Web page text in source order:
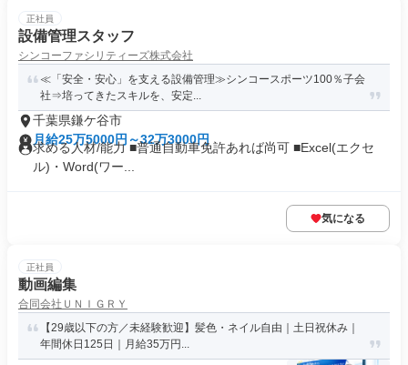
正社員
設備管理スタッフ
シンコーファシリティーズ株式会社
≪「安全・安心」を支える設備管理≫シンコースポーツ100％子会
社⇒培ってきたスキルを、安定...
千葉県鎌ケ谷市
月給25万5000円～32万3000円
求める人材/能力 ■普通自動車免許あれば尚可 ■Excel(エクセ
ル)・Word(ワー...
気になる
正社員
動画編集
合同会社ＵＮＩＧＲＹ
【29歳以下の方／未経験歓迎】髪色・ネイル自由｜土日祝休み｜
年間休日125日｜月給35万円...